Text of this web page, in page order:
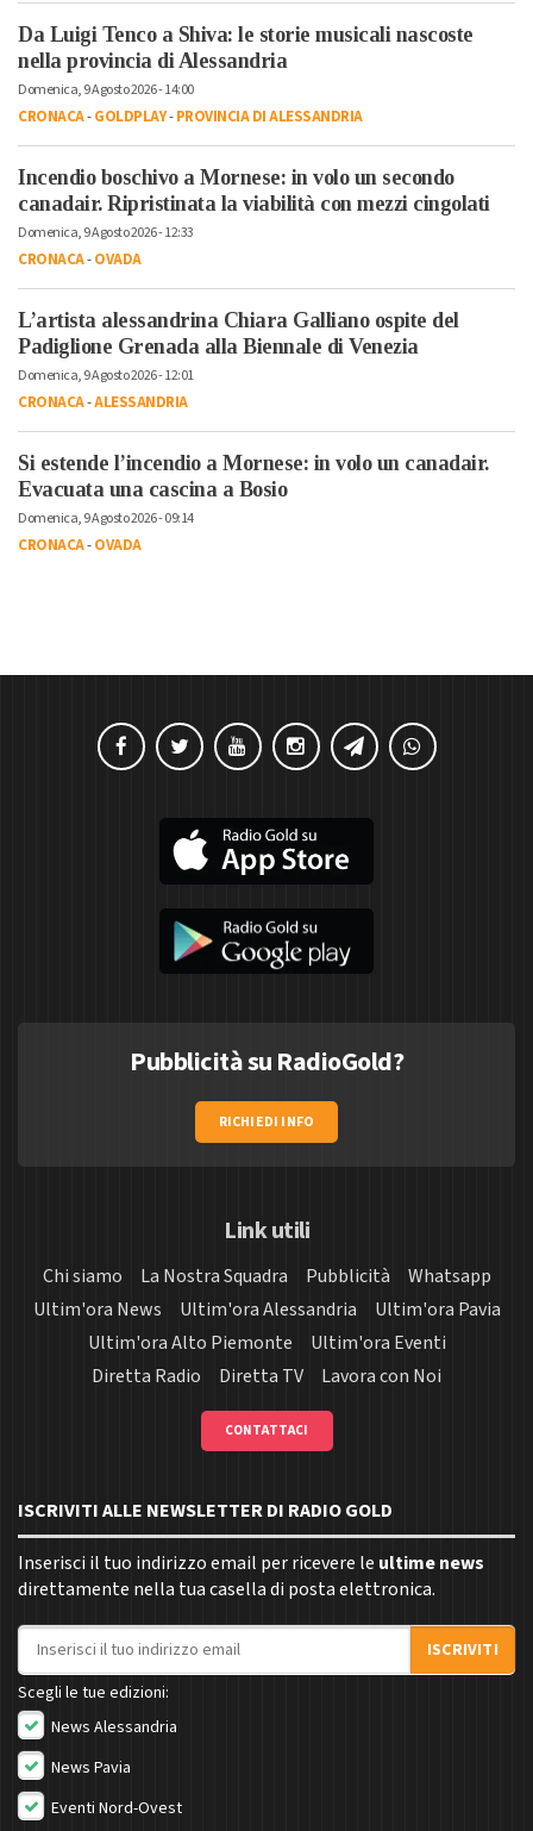
Da Luigi Tenco a Shiva: le storie musicali nascoste
nella provincia di Alessandria
Domenica, 9 Agosto 2026 - 14:00
CRONACA-GOLDPLAY-PROVINCIA DI ALESSANDRIA
Incendio boschivo a Mornese: in volo un secondo
canadair. Ripristinata la viabilità con mezzi cingolati
Domenica, 9 Agosto 2026 - 12:33
CRONACA-OVADA
L’artista alessandrina Chiara Galliano ospite del
Padiglione Grenada alla Biennale di Venezia
Domenica, 9 Agosto 2026 - 12:01
CRONACA-ALESSANDRIA
Si estende l’incendio a Mornese: in volo un canadair.
Evacuata una cascina a Bosio
Domenica, 9 Agosto 2026 - 09:14
CRONACA-OVADA
Pubblicità su RadioGold?
RICHIEDI INFO
Link utili
Chi siamo La Nostra Squadra Pubblicità
Whatsapp
Ultim'ora News
Ultim'ora Alessandria
Ultim'ora Pavia
Ultim'ora Alto Piemonte
Ultim'ora Eventi
Diretta Radio
Diretta TV Lavora con Noi
CONTATTACI
ISCRIVITI ALLE NEWSLETTER DI RADIO GOLD
Inserisci il tuo indirizzo email per ricevere le ultime news
direttamente nella tua casella di posta elettronica.
Indirizzo email
ISCRIVITI
Scegli le tue edizioni:
News Alessandria
News Pavia
Eventi Nord-Ovest